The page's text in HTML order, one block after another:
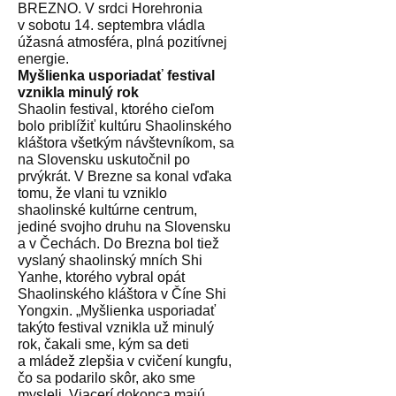
BREZNO. V srdci Horehronia
v sobotu 14. septembra vládla
úžasná atmosféra, plná pozitívnej
energie.
Myšlienka usporiadať festival
vznikla minulý rok
Shaolin festival, ktorého cieľom
bolo priblížiť kultúru Shaolinského
kláštora všetkým návštevníkom, sa
na Slovensku uskutočnil po
prvýkrát. V Brezne sa konal vďaka
tomu, že vlani tu vzniklo
shaolinské kultúrne centrum,
jediné svojho druhu na Slovensku
a v Čechách. Do Brezna bol tiež
vyslaný shaolinský mních Shi
Yanhe, ktorého vybral opát
Shaolinského kláštora v Číne Shi
Yongxin. „Myšlienka usporiadať
takýto festival vznikla už minulý
rok, čakali sme, kým sa deti
a mládež zlepšia v cvičení kungfu,
čo sa podarilo skôr, ako sme